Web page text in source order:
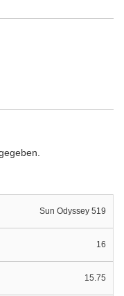
Sun Odyssey 519
16
15.75